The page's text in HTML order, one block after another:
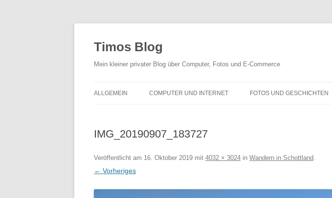
Timos Blog
Mein kleiner privater Blog über Computer, Fotos und E-Commerce
ALLGEMEIN COMPUTER UND INTERNET FOTOS UND GESCHICHTEN
IMG_20190907_183727
Veröffentlicht am 16. Oktober 2019 mit 4032 × 3024 in Wandern in Schottland.
← Vorheriges